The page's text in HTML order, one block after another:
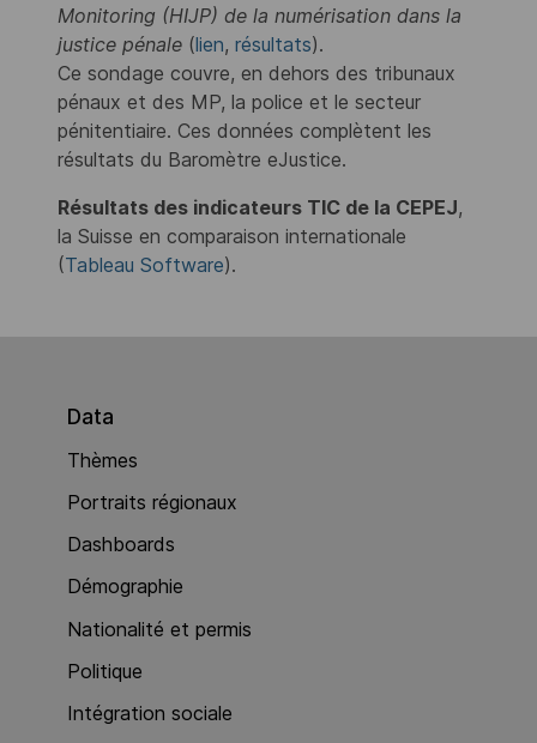
Monitoring (HIJP) de la numérisation dans la
justice pénale (lien, résultats).
Ce sondage couvre, en dehors des tribunaux
pénaux et des MP, la police et le secteur
pénitentiaire. Ces données complètent les
résultats du Baromètre eJustice.
Résultats des indicateurs TIC de la CEPEJ,
la Suisse en comparaison internationale
(Tableau Software).
Data
Thèmes
Portraits régionaux
Dashboards
Démographie
Nationalité et permis
Politique
Intégration sociale